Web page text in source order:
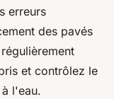
erreurs
des pavés
et contrôlez le
l'eau.